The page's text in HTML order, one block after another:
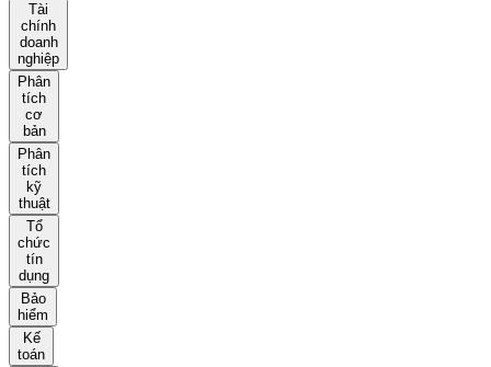
Tài
chính
doanh
nghiệp
Phân
tích
cơ
bản
Phân
tích
kỹ
thuật
Tổ
chức
tín
dụng
Bảo
hiểm
Kế
toán